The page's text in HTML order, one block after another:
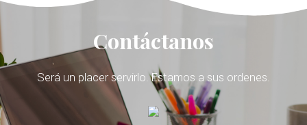
Contáctanos
Será un placer servirlo. Estamos a sus ordenes.